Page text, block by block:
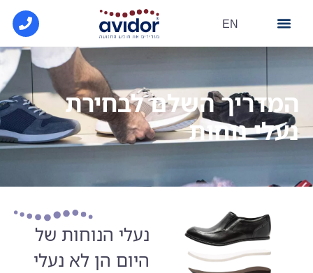
EN
המדריך השלם לבחירת
נעלי נוחות
נעלי הנוחות של
היום הן לא נעלי